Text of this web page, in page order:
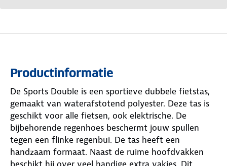
Productinformatie
De Sports Double is een sportieve dubbele fietstas,
gemaakt van waterafstotend polyester. Deze tas is
geschikt voor alle fietsen, ook elektrische. De
bijbehorende regenhoes beschermt jouw spullen
tegen een flinke regenbui. De tas heeft een
handzaam formaat. Naast de ruime hoofdvakken